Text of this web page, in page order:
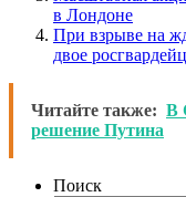
в Лондоне
При взрыве на
двое
Читайте также: В
решение Путина
Поиск